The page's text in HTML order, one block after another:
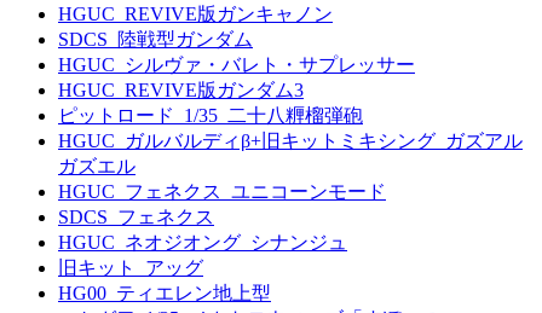
HGUC_REVIVE版ガンキャノン
SDCS_陸戦型ガンダム
HGUC_シルヴァ・バレト・サプレッサー
HGUC_REVIVE版ガンダム3
ピットロード_1/35_二十八糎榴弾砲
HGUC_ガルバルディβ+旧キットミキシング_ガズアル
ガズエル
HGUC_フェネクス_ユニコーンモード
SDCS_フェネクス
HGUC_ネオジオング_シナンジュ
旧キット_アッグ
HG00_ティエレン地上型